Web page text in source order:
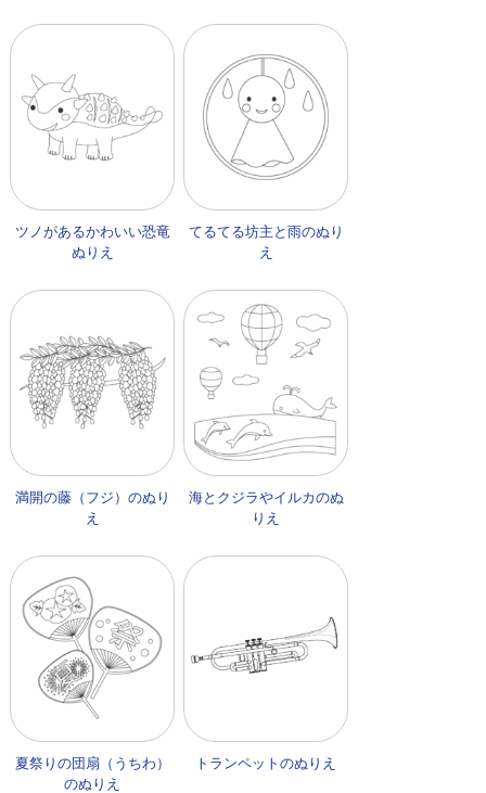
ツノがあるかわいい恐竜
ぬりえ
てるてる坊主と雨のぬり
え
満開の藤（フジ）のぬり
え
海とクジラやイルカのぬ
りえ
夏祭りの団扇（うちわ）
のぬりえ
トランペットのぬりえ